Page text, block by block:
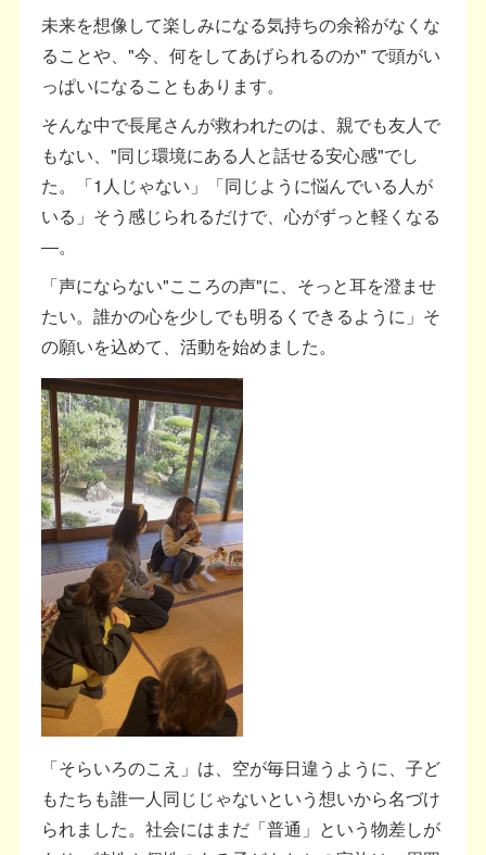
未来を想像して楽しみになる気持ちの余裕がなくな
ることや、"今、何をしてあげられるのか" で頭がい
っぱいになることもあります。
そんな中で長尾さんが救われたのは、親でも友人で
もない、"同じ環境にある人と話せる安心感"でし
た。「1人じゃない」「同じように悩んでいる人が
いる」そう感じられるだけで、心がずっと軽くなる
―。
「声にならない"こころの声"に、そっと耳を澄ませ
たい。誰かの心を少しでも明るくできるように」そ
の願いを込めて、活動を始めました。
「そらいろのこえ」は、空が毎日違うように、子ど
もたちも誰一人同じじゃないという想いから名づけ
られました。社会にはまだ「普通」という物差しが